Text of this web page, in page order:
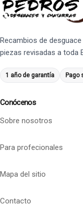
Recambios de
piezas revisadas a toda
1 año de garantía Pago
Conócenos
Sobre nosotros
Para profecionales
Mapa del sitio
Contacto